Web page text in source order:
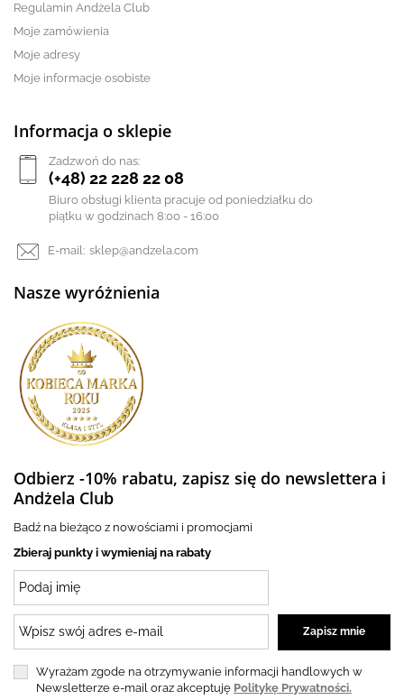
Regulamin Andżela Club
Moje zamówienia
Moje adresy
Moje informacje osobiste
Informacja o sklepie
Zadzwoń do nas:
(+48) 22 228 22 08
Biuro obsługi klienta pracuje od poniedziałku do
piątku w godzinach 8:00 - 16:00
E-mail: sklep@andzela.com
Nasze wyróżnienia
Odbierz -10% rabatu, zapisz się do newslettera i
Andżela Club
Badź na bieżąco z nowościami i promocjami
Zbieraj punkty i wymieniaj na rabaty
Wyrażam zgode na otrzymywanie informacji handlowych w
Newsletterze e-mail oraz akceptuję Politykę Prywatności.